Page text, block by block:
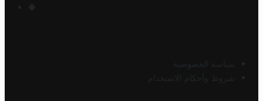
سياسة الخصوصية
شروط وأحكام الاستخدام